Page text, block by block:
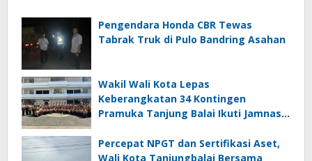
Pengendara Honda CBR Tewas
Tabrak Truk di Pulo Bandring Asahan
Wakil Wali Kota Lepas
Keberangkatan 34 Kontingen
Pramuka Tanjung Balai Ikuti Jamnas
Percepat NPGT dan Sertifikasi Aset,
Wali Kota Tanjungbalai Bersama